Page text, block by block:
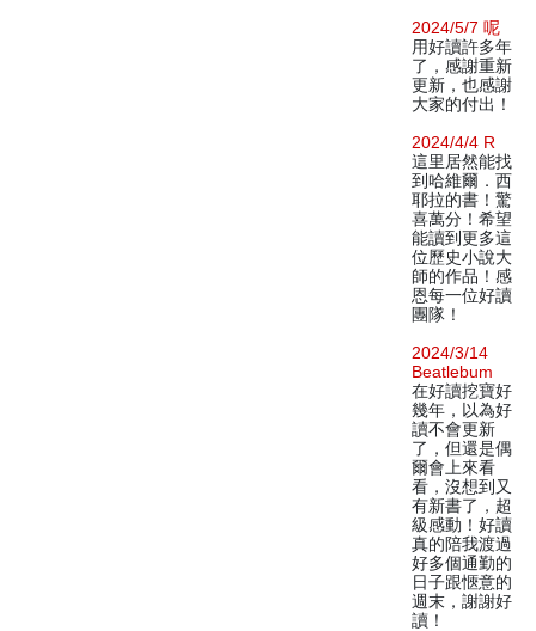
2024/5/7 呢
用好讀許多年
了，感謝重新
更新，也感謝
大家的付出！
2024/4/4 R
這里居然能找
到哈維爾．西
耶拉的書！驚
喜萬分！希望
能讀到更多這
位歷史小說大
師的作品！感
恩每一位好讀
團隊！
2024/3/14
Beatlebum
在好讀挖寶好
幾年，以為好
讀不會更新
了，但還是偶
爾會上來看
看，沒想到又
有新書了，超
級感動！好讀
真的陪我渡過
好多個通勤的
日子跟愜意的
週末，謝謝好
讀！